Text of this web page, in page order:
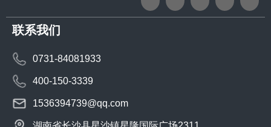
联系我们
0731-84081933
400-150-3339
1536394739@qq.com